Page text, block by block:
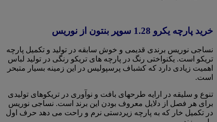
خرید پارچه یکرو 1.28 سوپر بنتون از نوریس
نساجی نوریس برندی قدیمی و خوش سابقه در تولید و تکمیل پارچه
تریکو است. یکنواختی رنگ در پارچه های تریکو رنگی در تولید لباس
اهمیت زیادی دارد که کشباف پرسپولیس در این زمینه بسیار متبحر
است.
تنوع و سلیقه در ارایه طرحهای بافت و نوآوری در تریکوهای تولیدی
برای هر فصل از دلایل معروف بودن این برند است. نساجی نوریس
در تکمیل خار که به پارچه زیردستی نرم و راحت می دهد حرف اول